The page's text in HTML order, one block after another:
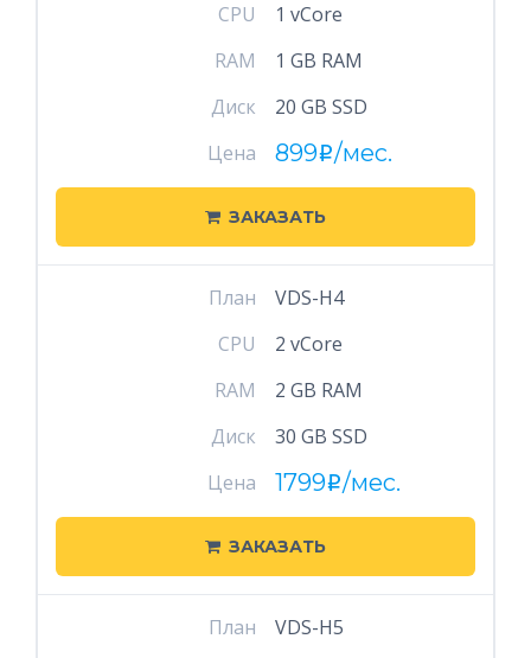
CPU
1 vCore
RAM
1 GB RAM
Диск
20 GB SSD
Цена
899i/мес.
ЗАКАЗАТЬ
План
VDS-H4
CPU
2 vCore
RAM
2 GB RAM
Диск
30 GB SSD
Цена
1799i/мес.
ЗАКАЗАТЬ
План
VDS-H5